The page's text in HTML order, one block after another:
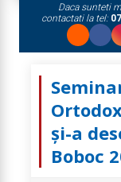
Daca sunteti
contactati la tel:
și-a
Boboc